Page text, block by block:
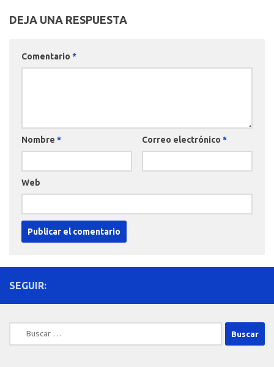
DEJA UNA RESPUESTA
Comentario *
Nombre * Correo electrónico *
Web
SEGUIR:
Buscar: